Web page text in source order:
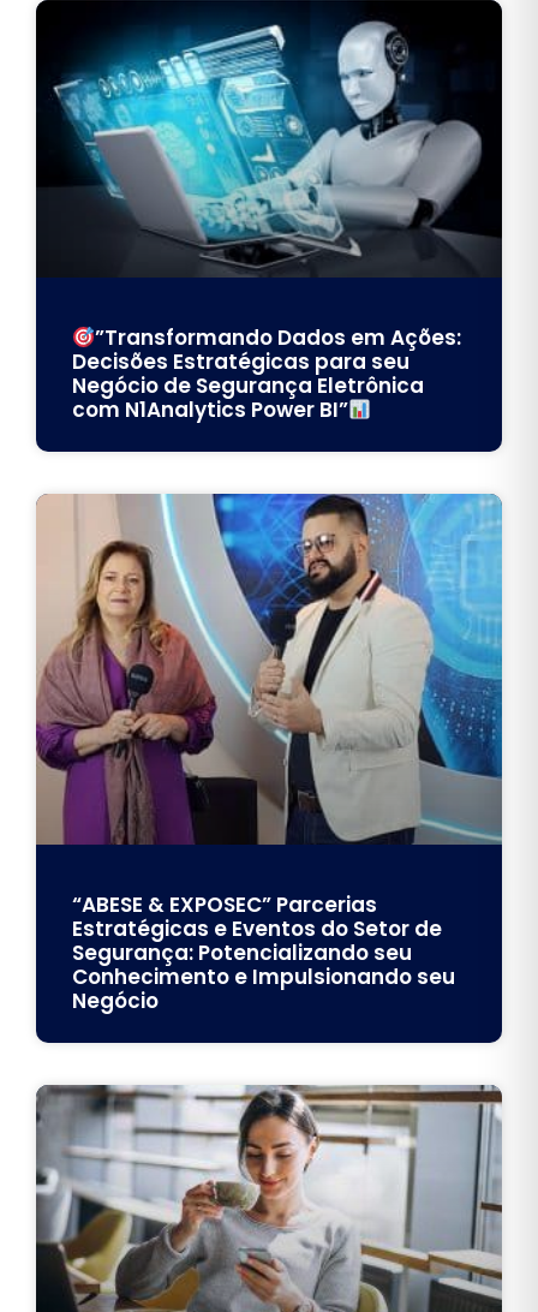
”Transformando Dados em Ações:
Decisões Estratégicas para seu
Negócio de Segurança Eletrônica
com N1Analytics Power BI”
“ABESE & EXPOSEC” Parcerias
Estratégicas e Eventos do Setor de
Segurança: Potencializando seu
Conhecimento e Impulsionando seu
Negócio